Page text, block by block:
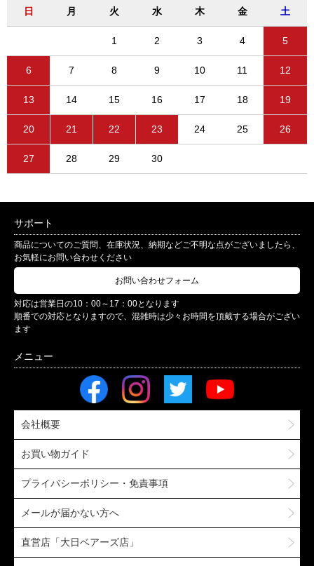
日 月 火 水 木 金 土
1 2 3 4 5
6 7 8 9 10 11 12
13 14 15 16 17 18 19
20 21 22 23 24 25 26
27 28 29 30
サポート
商品についてのご質問、在庫状況、納期などご不明な点がございましたら、
お気軽にお問い合わせください
お問い合わせフォーム
対応は営業日の10：00～17：00となります
順番での対応となりますので、混雑時は少々お時間を頂戴する場合がござい
ます
会社概要
お買い物ガイド
プライバシーポリシー・免責事項
メールが届かない方へ
直営店「大日ベアーズ店」